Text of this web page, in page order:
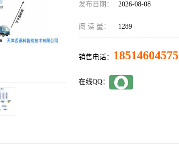
发布日期： 2026-08-08
阅 读 量： 1289
销售电话： 18514604575
在线QQ：